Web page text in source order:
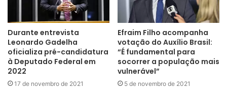
Durante entrevista
Leonardo Gadelha
oficializa pré-candidatura
à Deputado Federal em
2022
17 de novembro de 2021
Efraim Filho acompanha
votação do Auxílio Brasil:
“É fundamental para
socorrer a população mais
vulnerável”
5 de novembro de 2021